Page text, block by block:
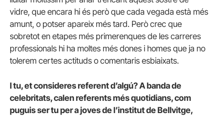
vidre, que encara hi és però que cada vegada està més
amunt, o potser apareix més tard. Però crec que
sobretot en etapes més primerenques de les carreres
professionals hi ha moltes més dones i homes que ja no
tolerem certes actituds o comentaris esbiaixats.
I tu, et consideres referent d’algú? A banda de
celebritats, calen referents més quotidians, com
puguis ser tu per a joves de l’institut de Bellvitge,